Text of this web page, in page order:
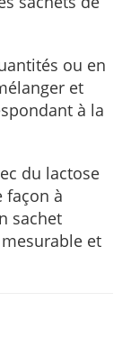
ou en
et
à la
du lactose
façon à
sachet
et